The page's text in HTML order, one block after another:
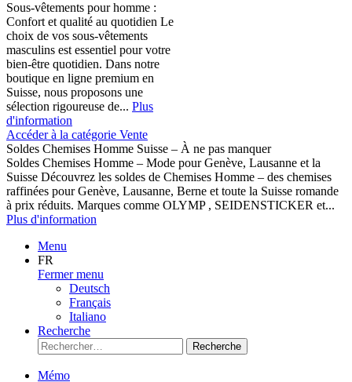
Sous-vêtements pour homme :
Confort et qualité au quotidien Le
choix de vos sous-vêtements
masculins est essentiel pour votre
bien-être quotidien. Dans notre
boutique en ligne premium en
Suisse, nous proposons une
sélection rigoureuse de... Plus
d'information
Accéder à la catégorie Vente
Soldes Chemises Homme Suisse – À ne pas manquer
Soldes Chemises Homme – Mode pour Genève, Lausanne et la
Suisse Découvrez les soldes de Chemises Homme – des chemises
raffinées pour Genève, Lausanne, Berne et toute la Suisse romande
à prix réduits. Marques comme OLYMP , SEIDENSTICKER et...
Plus d'information
Menu
FR
Fermer menu
Deutsch
Français
Italiano
Recherche
Recherche
Mémo